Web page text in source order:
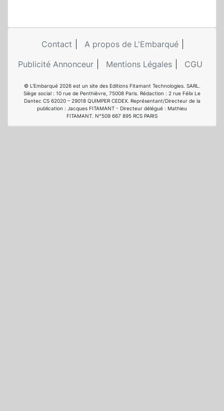
Contact
A propos de L'Embarqué
Publicité Annonceur
Mentions Légales CGU
© L'Embarqué 2026 est un site des Editions Fitamant Technologies. SARL.
Siège social : 10 rue de Penthièvre, 75008 Paris. Rédaction : 2 rue Félix Le
Dantec CS 62020 – 29018 QUIMPER CEDEX. Représentant/Directeur de la
publication : Jacques FITAMANT - Directeur délégué : Mathieu
FITAMANT. N°509 667 895 RCS PARIS